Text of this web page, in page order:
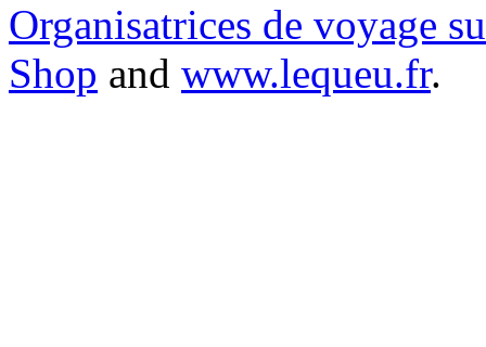
Organisatrices de voyage
Shop and www.lequeu.fr.